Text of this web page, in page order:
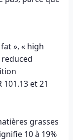
», « high
et 21
grasses
10 à 19%